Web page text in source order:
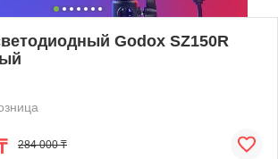
Godox SZ150R
284 000 ₸